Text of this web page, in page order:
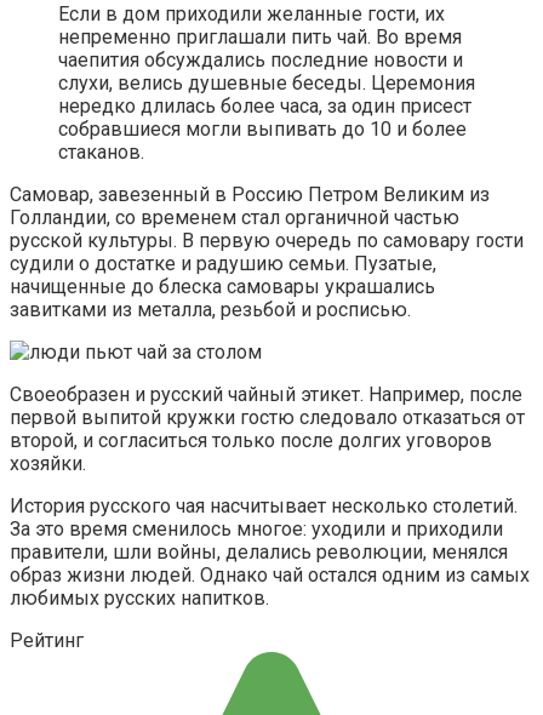
Если в дом приходили желанные гости, их
непременно приглашали пить чай. Во время
чаепития обсуждались последние новости и
слухи, велись душевные беседы. Церемония
нередко длилась более часа, за один присест
собравшиеся могли выпивать до 10 и более
стаканов.
Самовар, завезенный в Россию Петром Великим из
Голландии, со временем стал органичной частью
русской культуры. В первую очередь по самовару гости
судили о достатке и радушию семьи. Пузатые,
начищенные до блеска самовары украшались
завитками из металла, резьбой и росписью.
Своеобразен и русский чайный этикет. Например, после
первой выпитой кружки гостю следовало отказаться от
второй, и согласиться только после долгих уговоров
хозяйки.
История русского чая насчитывает несколько столетий.
За это время сменилось многое: уходили и приходили
правители, шли войны, делались революции, менялся
образ жизни людей. Однако чай остался одним из самых
любимых русских напитков.
Рейтинг